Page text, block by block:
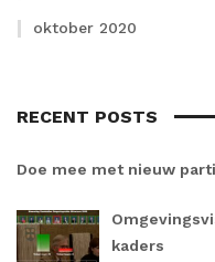
oktober 2020
RECENT POSTS
Doe mee met nieuw
kaders